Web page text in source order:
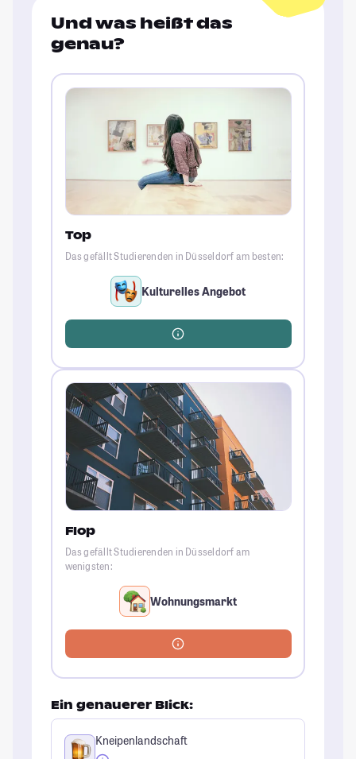
Und was heißt das
genau?
Top
Das gefällt Studierenden in Düsseldorf am besten:
Kulturelles Angebot
Flop
Das gefällt Studierenden in Düsseldorf am
wenigsten:
Wohnungsmarkt
Ein genauerer Blick:
Kneipenlandschaft